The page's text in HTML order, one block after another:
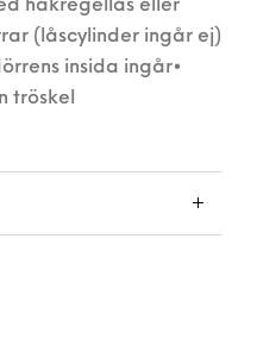
hakregellås eller
(låscylinder ingår ej)
insida ingår•
tröskel